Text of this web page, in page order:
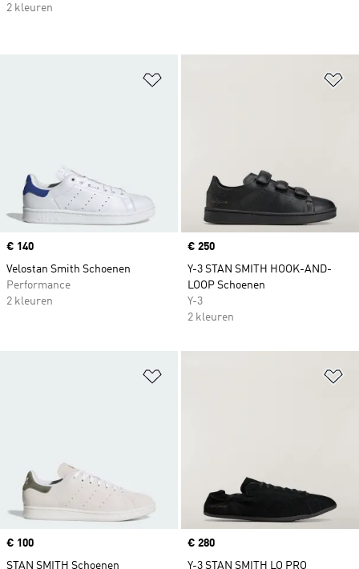
Price
€ 140
Velostan Smith Schoenen
Performance
2 kleuren
Price
€ 250
Y-3 STAN SMITH HOOK-AND-
LOOP Schoenen
Y-3
2 kleuren
Price
€ 100
STAN SMITH Schoenen
Price
€ 280
Y-3 STAN SMITH LO PRO
2 kleuren